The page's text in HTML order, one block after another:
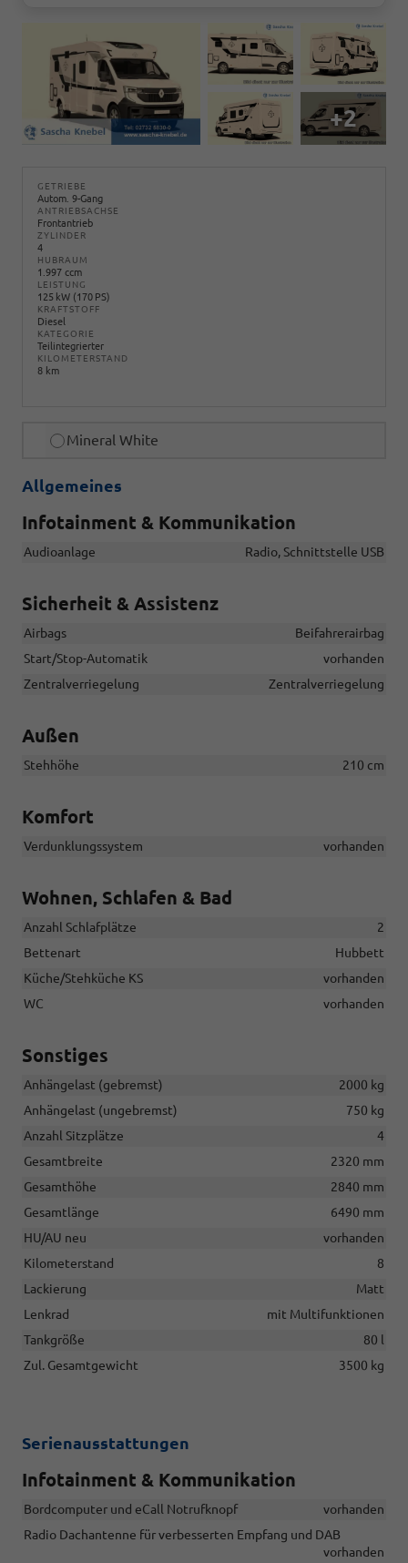
+2
GETRIEBE
Autom. 9-Gang
ANTRIEBSACHSE
Frontantrieb
ZYLINDER
4
HUBRAUM
1.997 ccm
LEISTUNG
125 kW (170 PS)
KRAFTSTOFF
Diesel
KATEGORIE
Teilintegrierter
KILOMETERSTAND
8 km
Mineral White
Allgemeines
Infotainment & Kommunikation
Audioanlage Radio, Schnittstelle USB
Sicherheit & Assistenz
Airbags
Beifahrerairbag
Start/Stop-Automatik
vorhanden
Zentralverriegelung
Zentralverriegelung
Außen
Stehhöhe 210 cm
Komfort
Verdunklungssystem vorhanden
Wohnen, Schlafen & Bad
Anzahl Schlafplätze
2
Bettenart
Hubbett
Küche/Stehküche KS
vorhanden
WC
vorhanden
Sonstiges
Anhängelast (gebremst)
2000 kg
Anhängelast (ungebremst)
750 kg
Anzahl Sitzplätze
4
Gesamtbreite
2320 mm
Gesamthöhe
2840 mm
Gesamtlänge
6490 mm
HU/AU neu
vorhanden
Kilometerstand
8
Lackierung
Matt
Lenkrad
mit Multifunktionen
Tankgröße
80 l
Zul. Gesamtgewicht
3500 kg
Serienausstattungen
Infotainment & Kommunikation
Bordcomputer und eCall Notrufknopf
vorhanden
Radio Dachantenne für verbesserten Empfang und DAB
vorhanden